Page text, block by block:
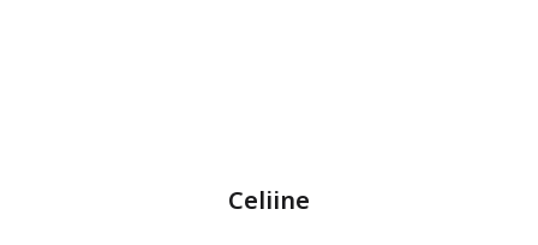
Celiine